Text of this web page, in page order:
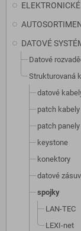
DATOVÉ
Datové
Strukturovaná
datové
patch kabely
patch panely
keystone
konektory
datové
spojky
LAN-TEC
LEXI-net